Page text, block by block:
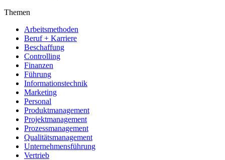
Themen
Arbeitsmethoden
Beruf + Karriere
Beschaffung
Controlling
Finanzen
Führung
Informationstechnik
Marketing
Personal
Produktmanagement
Projektmanagement
Prozessmanagement
Qualitätsmanagement
Unternehmensführung
Vertrieb